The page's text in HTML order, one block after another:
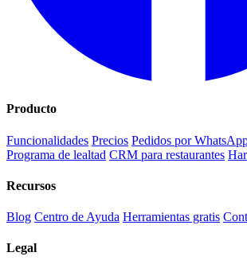
Producto
Funcionalidades Precios Pedidos por
Programa de lealtad CRM para restaurantes
Recursos
Blog Centro de Ayuda Herramientas gratis
Legal